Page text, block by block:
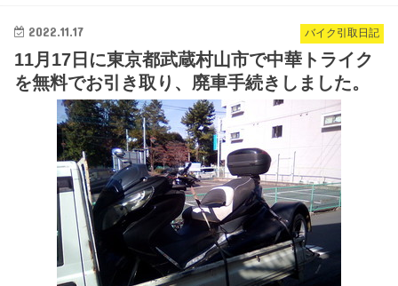
バイク引取日記
2022.11.17
11月17日に東京都武蔵村山市で中華トライク
を無料でお引き取り、廃車手続きしました。